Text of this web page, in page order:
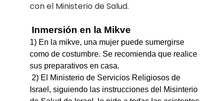
con el Ministerio de Salud.
Inmersión en la Mikve
1) En la mikve, una mujer puede sumergirse
como de costumbre. Se recomienda que realice
sus preparativos en casa.
2) El Ministerio de Servicios Religiosos de
Israel, siguiendo las instrucciones del Misinterio